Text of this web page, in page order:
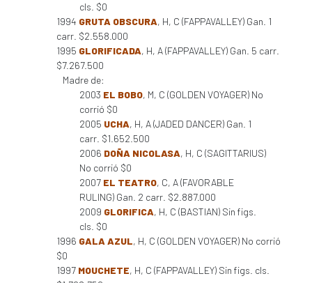
cls. $0
1994 GRUTA OBSCURA, H, C (FAPPAVALLEY) Gan. 1
carr. $2.558.000
1995 GLORIFICADA, H, A (FAPPAVALLEY) Gan. 5 carr.
$7.267.500
Madre de:
2003 EL BOBO, M, C (GOLDEN VOYAGER) No
corrió $0
2005 UCHA, H, A (JADED DANCER) Gan. 1
carr. $1.652.500
2006 DOÑA NICOLASA, H, C (SAGITTARIUS)
No corrió $0
2007 EL TEATRO, C, A (FAVORABLE
RULING) Gan. 2 carr. $2.887.000
2009 GLORIFICA, H, C (BASTIAN) Sin figs.
cls. $0
1996 GALA AZUL, H, C (GOLDEN VOYAGER) No corrió
$0
1997 MOUCHETE, H, C (FAPPAVALLEY) Sin figs. cls.